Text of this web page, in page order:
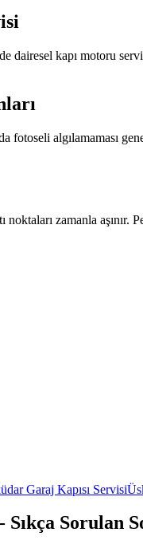
dairesel kapı motoru
da fotoseli
noktaları zamanla
Garaj Kapısı Servisi
- Sıkça Sorulan